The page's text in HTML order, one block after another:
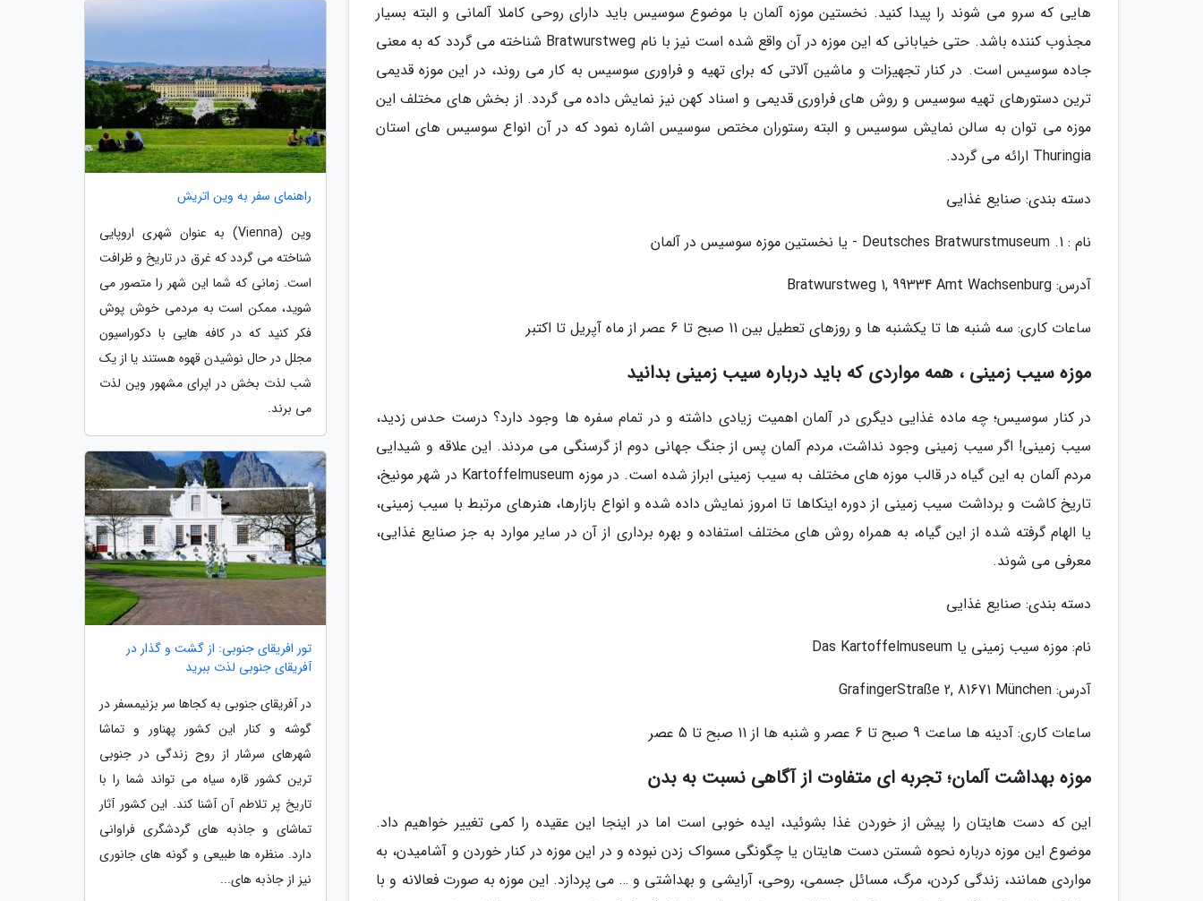
هایی که سرو می شوند را پیدا کنید. نخستین موزه آلمان با موضوع سوسیس باید دارای روحی کاملا آلمانی و البته بسیار
مجذوب کننده باشد. حتی خیابانی که این موزه در آن واقع شده است نیز با نام Bratwurstweg شناخته می گردد که به معنی
جاده سوسیس است. در کنار تجهیزات و ماشین آلاتی که برای تهیه و فراوری سوسیس به کار می روند، در این موزه قدیمی
ترین دستورهای تهیه سوسیس و روش های فراوری قدیمی و اسناد کهن نیز نمایش داده می گردد. از بخش های مختلف این
موزه می توان به سالن نمایش سوسیس و البته رستوران مختص سوسیس اشاره نمود که در آن انواع سوسیس های استان
Thuringia ارائه می گردد.
دسته بندی: صنایع غذایی
نام : 1. Deutsches Bratwurstmuseum - یا نخستین موزه سوسیس در آلمان
آدرس: Bratwurstweg 1, 99334 Amt Wachsenburg
ساعات کاری: سه شنبه ها تا یکشنبه ها و روزهای تعطیل بین 11 صبح تا 6 عصر از ماه آپریل تا اکتبر
موزه سیب زمینی ، همه مواردی که باید درباره سیب زمینی بدانید
در کنار سوسیس؛ چه ماده غذایی دیگری در آلمان اهمیت زیادی داشته و در تمام سفره ها وجود دارد؟ درست حدس زدید،
سیب زمینی! اگر سیب زمینی وجود نداشت، مردم آلمان پس از جنگ جهانی دوم از گرسنگی می مردند. این علاقه و شیدایی
مردم آلمان به این گیاه در قالب موزه های مختلف به سیب زمینی ابراز شده است. در موزه Kartoffelmuseum در شهر مونیخ،
تاریخ کاشت و برداشت سیب زمینی از دوره اینکاها تا امروز نمایش داده شده و انواع بازارها، هنرهای مرتبط با سیب زمینی،
یا الهام گرفته شده از این گیاه، به همراه روش های مختلف استفاده و بهره برداری از آن در سایر موارد به جز صنایع غذایی،
معرفی می شوند.
دسته بندی: صنایع غذایی
نام: موزه سیب زمینی یا Das Kartoffelmuseum
آدرس: GrafingerStraße 2, 81671 München
ساعات کاری: آدینه ها ساعت 9 صبح تا 6 عصر و شنبه ها از 11 صبح تا 5 عصر
موزه بهداشت آلمان؛ تجربه ای متفاوت از آگاهی نسبت به بدن
این که دست هایتان را پیش از خوردن غذا بشوئید، ایده خوبی است اما در اینجا این عقیده را کمی تغییر خواهیم داد.
موضوع این موزه درباره نحوه شستن دست هایتان یا چگونگی مسواک زدن نبوده و در این موزه در کنار خوردن و آشامیدن، به
مواردی همانند، زندگی کردن، مرگ، مسائل جسمی، روحی، آرایشی و بهداشتی و … می پردازد. این موزه به صورت فعالانه و با
راهنمای سفر به وین اتریش
وین (Vienna) به عنوان شهری اروپایی
شناخته می گردد که غرق در تاریخ و ظرافت
است. زمانی که شما این شهر را متصور می
شوید، ممکن است به مردمی خوش پوش
فکر کنید که در کافه هایی با دکوراسیون
مجلل در حال نوشیدن قهوه هستند یا از یک
شب لذت بخش در اپرای مشهور وین لذت
می برند.
تور افریقای جنوبی: از گشت و گذار در
آفریقای جنوبی لذت ببرید
در آفریقای جنوبی به کجاها سر بزنیمسفر در
گوشه و کنار این کشور پهناور و تماشا
شهرهای سرشار از روح زندگی در جنوبی
ترین کشور قاره سیاه می تواند شما را با
تاریخ پر تلاطم آن آشنا کند. این کشور آثار
تماشای و جاذبه های گردشگری فراوانی
دارد. منظره ها طبیعی و گونه های جانوری
نیز از جاذبه های...